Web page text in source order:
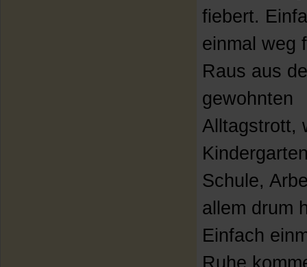
fiebert.
einmal weg
Raus aus
gewohnten
Alltagstrott,
Schule,
allem drum
Einfach
Ruhe